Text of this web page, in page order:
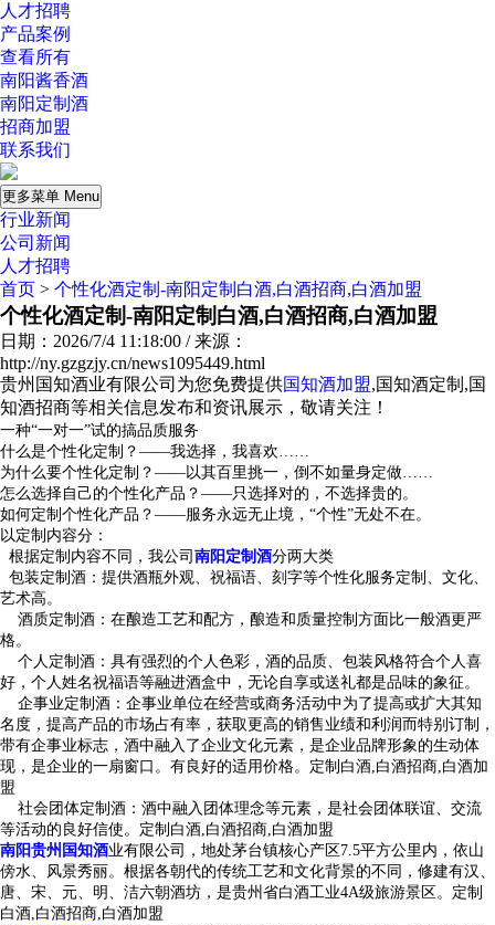
人才招聘
产品案例
查看所有
南阳酱香酒
南阳定制酒
招商加盟
联系我们
更多菜单 Menu
行业新闻
公司新闻
人才招聘
首页 > 个性化酒定制-南阳定制白酒,白酒招商,白酒加盟
个性化酒定制-南阳定制白酒,白酒招商,白酒加盟
日期：2026/7/4 11:18:00 / 来源：
http://ny.gzgzjy.cn/news1095449.html
贵州国知酒业有限公司为您免费提供国知酒加盟,国知酒定制,国
知酒招商等相关信息发布和资讯展示，敬请关注！
一种“一对一”试的搞品质服务
什么是个性化定制？——我选择，我喜欢……
为什么要个性化定制？——以其百里挑一，倒不如量身定做……
怎么选择自己的个性化产品？——只选择对的，不选择贵的。
如何定制个性化产品？——服务永远无止境，“个性”无处不在。
以定制内容分：
根据定制内容不同，我公司 南阳定制酒分两大类
包装定制酒：提供酒瓶外观、祝福语、刻字等个性化服务定制、文化、
艺术高。
酒质定制酒：在酿造工艺和配方，酿造和质量控制方面比一般酒更严
格。
个人定制酒：具有强烈的个人色彩，酒的品质、包装风格符合个人喜
好，个人姓名祝福语等融进酒盒中，无论自享或送礼都是品味的象征。
企事业定制酒：企事业单位在经营或商务活动中为了提高或扩大其知
名度，提高产品的市场占有率，获取更高的销售业绩和利润而特别订制，
带有企事业标志，酒中融入了企业文化元素，是企业品牌形象的生动体
现，是企业的一扇窗口。有良好的适用价格。 定制白酒,白酒招商,白酒加
盟
社会团体定制酒：酒中融入团体理念等元素，是社会团体联谊、交流
等活动的良好信使。 定制白酒,白酒招商,白酒加盟
南阳贵州国知酒业有限公司，地处茅台镇核心产区7.5平方公里内，依山
傍水、风景秀丽。根据各朝代的传统工艺和文化背景的不同，修建有汉、
唐、宋、元、明、洁六朝酒坊，是贵州省白酒工业4A级旅游景区。 定制
白酒,白酒招商,白酒加盟